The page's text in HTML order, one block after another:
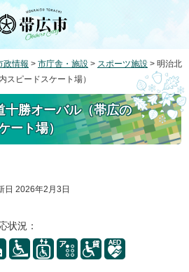
政情報 > 市庁舎・施設 > スポーツ施設 > 明治北
スピードスケート場）
十勝オーバル（帯広の
ート場）
2026年2月3日
状況：